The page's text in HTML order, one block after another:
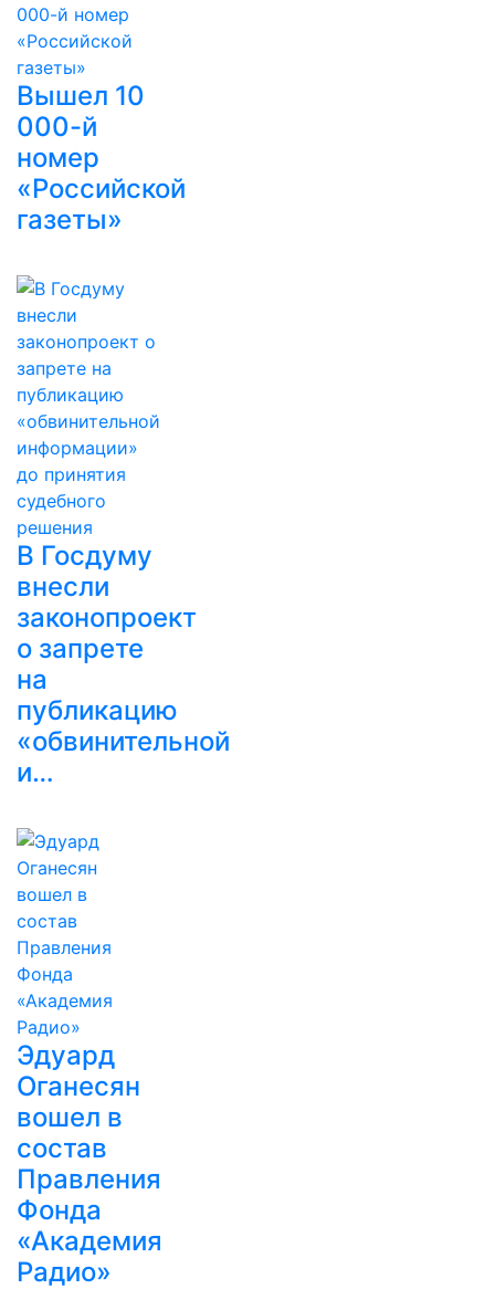
Вышел 10
000-й
номер
«Российской
газеты»
В Госдуму
внесли
законопроект
о запрете
на
публикацию
«обвинительной
и…
Эдуард
Оганесян
вошел в
состав
Правления
Фонда
«Академия
Радио»